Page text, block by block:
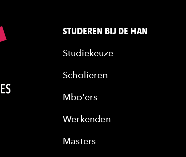
STUDEREN BIJ DE HAN
Studiekeuze
Scholieren
Mbo'ers
Werkenden
Masters